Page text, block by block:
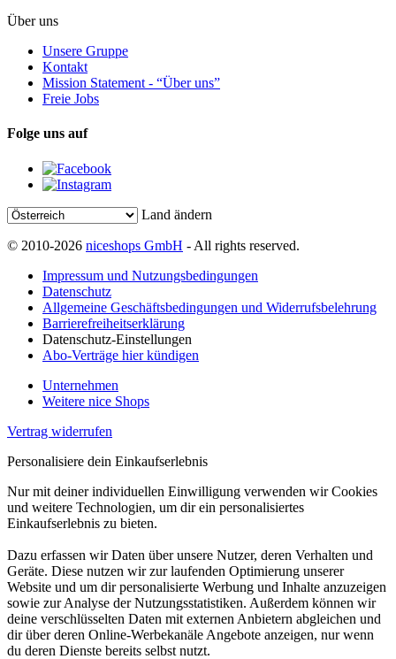
Über uns
Unsere Gruppe
Kontakt
Mission Statement - “Über uns”
Freie Jobs
Folge uns auf
Land ändern
© 2010-2026 niceshops GmbH - All rights reserved.
Impressum und Nutzungsbedingungen
Datenschutz
Allgemeine Geschäftsbedingungen und Widerrufsbelehrung
Barrierefreiheitserklärung
Datenschutz-Einstellungen
Abo-Verträge hier kündigen
Unternehmen
Weitere nice Shops
Vertrag widerrufen
Personalisiere dein Einkaufserlebnis
Nur mit deiner individuellen Einwilligung verwenden wir Cookies
und weitere Technologien, um dir ein personalisiertes
Einkaufserlebnis zu bieten.
Dazu erfassen wir Daten über unsere Nutzer, deren Verhalten und
Geräte. Diese nutzen wir zur laufenden Optimierung unserer
Website und um dir personalisierte Werbung und Inhalte anzuzeigen
sowie zur Analyse der Nutzungsstatistiken. Außerdem können wir
deine verschlüsselten Daten mit externen Anbietern abgleichen und
dir über deren Online-Werbekanäle Angebote anzeigen, nur wenn
du deren Dienste bereits selbst nutzt.